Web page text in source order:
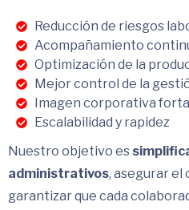
Reducción de riesgos
Acompañamiento
Optimización de la
Mejor control de la
Imagen corporativa
Escalabilidad y rapidez
Nuestro objetivo es
administrativos, asegurar el
garantizar que cada